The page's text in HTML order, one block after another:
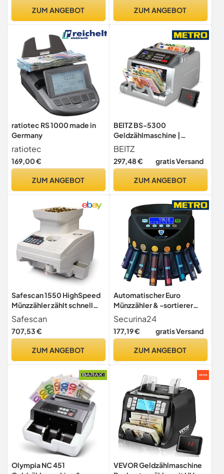
Zähler mit LCD-Display |
Additionsfunktion &
Bündelung
ZUM ANGEBOT
Dollar | Pfund
ZUM ANGEBOT
ratiotec RS 1000 made in
Germany
ratiotec
169,00 €
ZUM ANGEBOT
BEITZ BS-5300
Geldzählmaschine |
Kompakter Wertzähler |
gemischte Banknoten
Zähler | Top Summenzähler |
Geldscheinprüfer |
| Geldzähler für Euro
Scheine
BEITZ
297,48 € gratis Versand
ZUM ANGEBOT
Safescan 1550 HighSpeed
Münzzähler zählt schnell
sortierte Münzen - Robuste
Geldzählmaschine für
Münzzählungen mit hohem
Geldzählmaschine für alle
und Wertmarken
Safescan
707,53 €
ZUM ANGEBOT
Automatischer Euro
Münzzähler & -sortierer
Geldzählmaschine
SR1200LC mit Abhülsung
Geldzähler
Securina24 (schwarz LC -
Securina24
177,19 € gratis Versand
ZUM ANGEBOT
Olympia NC 451
VEVOR Geldzählmaschine